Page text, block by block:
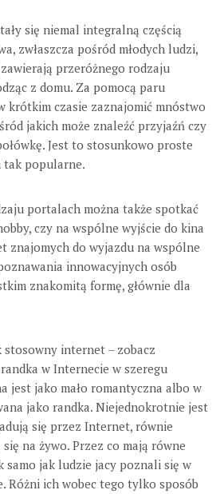
się niemal integralną częścią
zwłaszcza pośród młodych ludzi,
przeróżnego rodzaju
z domu. Za pomocą paru
krótkim czasie zaznajomić mnóstwo
jakich może znaleźć przyjaźń czy
Jest to stosunkowo proste
tak popularne.
portalach można także spotkać
czy na wspólne wyjście do kina
znajomych do wyjazdu na wspólne
innowacyjnych osób
znakomitą formę, głównie dla
internet – zobacz
w Internecie w szeregu
jest jako mało romantyczna albo w
jako randka. Niejednokrotnie jest
się przez Internet, równie
na żywo. Przez co mają równe
samo jak ludzie jacy poznali się w
Różni ich wobec tego tylko sposób